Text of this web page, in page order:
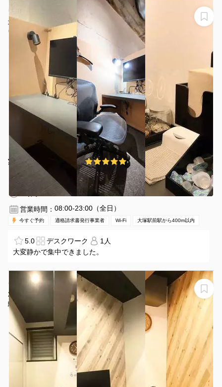
ワイドソファーブース10 ワーキングスペースWCOFFEE
北大塚
ワイドソファーブース10 WCOFFEE北大塚
¥480 〜 ¥480 /時間 5.0 (1件)
大塚駅前駅 徒歩2分東京都豊島区北大塚2丁目16-12
1名
営業時間： 08:00-23:00（全日）
今すぐ予約 適格請求書発行事業者 Wi-Fi 大塚駅前駅から400m以内
5.0 デスクワーク
1人
大変静かで集中できました。
★NEW★【駒込2分】明るくお洒落。超高速WiFi
2Gbps。テレワーク、面接、Zoom会議、動画撮影、PC
作業、共同作業など。貸会議室（最大2名）（C-2）
駒込朝日ビル 501 C-2